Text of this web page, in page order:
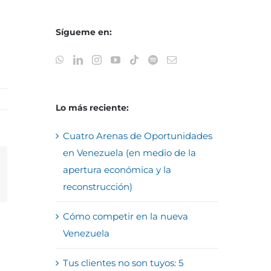
Sígueme en:
Lo más reciente:
Cuatro Arenas de Oportunidades
en Venezuela (en medio de la
apertura económica y la
reconstrucción)
Cómo competir en la nueva
Venezuela
Tus clientes no son tuyos: 5